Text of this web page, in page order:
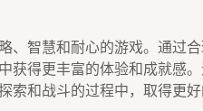
、智慧和耐心的游戏。通过
获得更丰富的体验和成就感。
索和战斗的过程中，取得更好